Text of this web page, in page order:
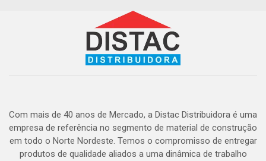
Com mais de 40 anos de Mercado, a Distac Distribuidora é uma
empresa de referência no segmento de material de construção
em todo o Norte Nordeste. Temos o compromisso de entregar
produtos de qualidade aliados a uma dinâmica de trabalho